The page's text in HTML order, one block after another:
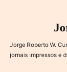
Jorge Roberto W.
jornais impressos e